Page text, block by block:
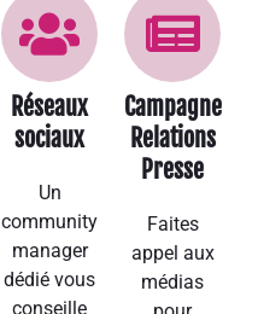
Réseaux
sociaux
Un
community
manager
dédié vous
conseille
Campagne
Relations
Presse
Faites
appel aux
médias